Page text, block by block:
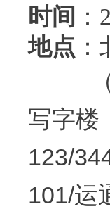
时间
地点
写字楼
123/
101/运